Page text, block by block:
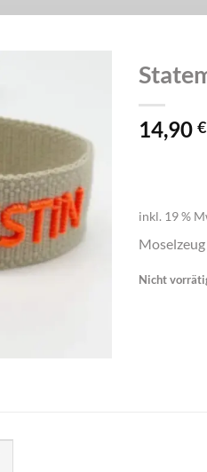
14,90 €
inkl. 19 %
Nicht